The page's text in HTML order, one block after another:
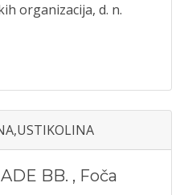
organizacija, d. n.
BB. , Foča